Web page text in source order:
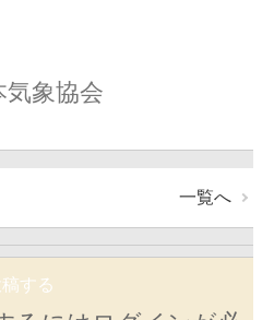
気象協会
一覧へ
する